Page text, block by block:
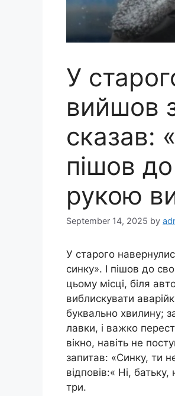
У
вийшов
сказав:
пішов
рукою
September 14, 2025 by
У старого
синку». І пішов до
цьому місці, біля
виблискувати
буквально хвилину;
лавки, і важко
вікно, навіть не
запитав: «Синку, ти
відповів:« Ні,
три.